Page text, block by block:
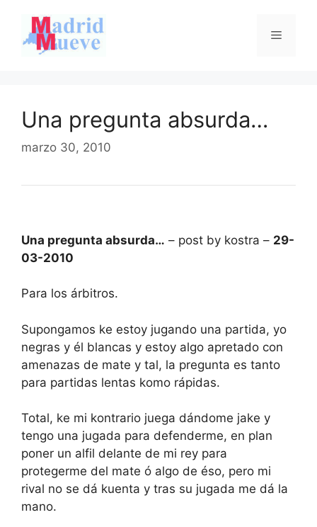
contenido
Menú
Una pregunta absurda…
marzo 30, 2010
Una pregunta absurda… – post by kostra – 29-
03-2010
Para los árbitros.
Supongamos ke estoy jugando una partida, yo
negras y él blancas y estoy algo apretado con
amenazas de mate y tal, la pregunta es tanto
para partidas lentas komo rápidas.
Total, ke mi kontrario juega dándome jake y
tengo una jugada para defenderme, en plan
poner un alfil delante de mi rey para
protegerme del mate ó algo de éso, pero mi
rival no se dá kuenta y tras su jugada me dá la
mano.